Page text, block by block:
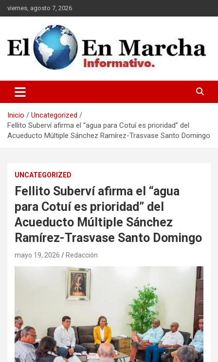
Saltar
al
viernes, agosto 7, 2026
elmundoenmarcha.net
Inicio
Uncategorized
Fellito Suberví afirma el “agua para Cotuí es prioridad” del
Acueducto Múltiple Sánchez Ramírez-Trasvase Santo Domingo
UNCATEGORIZED
Fellito Suberví afirma el “agua
para Cotuí es prioridad” del
Acueducto Múltiple Sánchez
Ramírez-Trasvase Santo Domingo
mayo 19, 2026 Redacción